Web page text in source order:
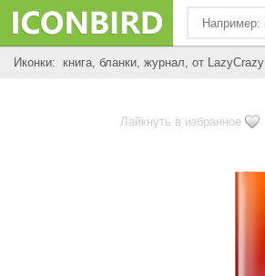
Иконки: книга, бланки, журнал, от LazyCrazy
Лайкнуть в избранное